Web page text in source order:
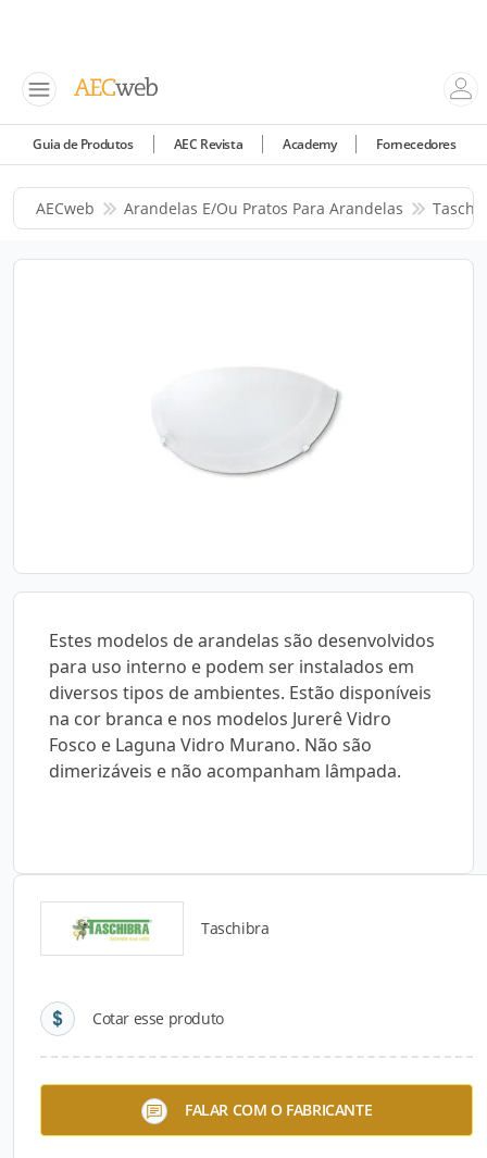
Guia de Produtos AEC Revista Academy Fornecedores
AECweb Arandelas E/ou Pratos Para Arandelas
Estes modelos de arandelas são desenvolvidos
para uso interno e podem ser instalados em
diversos tipos de ambientes. Estão disponíveis
na cor branca e nos modelos Jurerê Vidro
Fosco e Laguna Vidro Murano. Não são
dimerizáveis e não acompanham lâmpada.
Taschibra
Cotar esse produto
FALAR COM O FABRICANTE
Detalhes do produto
Descrição do Produto
Estes modelos de arandelas são desenvolvidos
para uso interno e podem ser instalados em